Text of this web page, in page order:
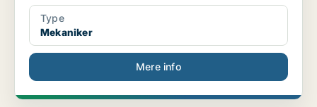
Type
Mekaniker
Mere info